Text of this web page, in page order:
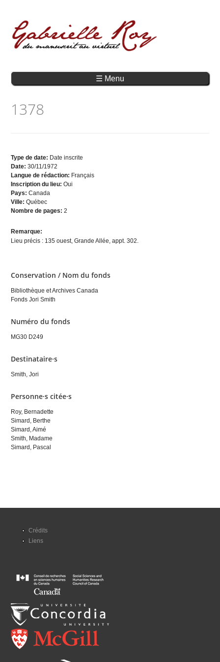
☰ Menu
1378
Type de date: Date inscrite
Date:30/11/1972
Langue de rédaction: Français
Inscription du lieu:Oui
Pays:Canada
Ville:Québec
Nombre de pages:2
Remarque:
Lieu précis : 135 ouest, Grande Allée, appt. 302.
Conservation / Nom du fonds
Bibliothèque et Archives Canada
Fonds Jori Smith
Numéro du fonds
MG30 D249
Destinataire·s
Smith, Jori
Personne·s citée·s
Roy, Bernadette
Simard, Berthe
Simard, Aimé
Smith, Madame
Simard, Pascal
Crédits
Liens